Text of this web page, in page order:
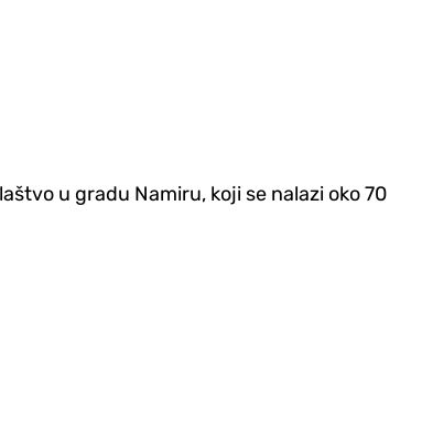
u gradu Namiru, koji se nalazi oko 70